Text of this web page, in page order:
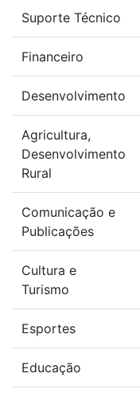
Suporte Técnico
Financeiro
Desenvolvimento
Agricultura,
Desenvolvimento
Rural
Comunicação e
Publicações
Cultura e
Turismo
Esportes
Educação